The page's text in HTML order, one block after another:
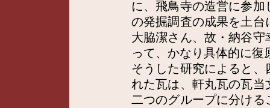
に、飛鳥寺の造営に参
の発掘調査の成果を土
大脇潔さん、故・納谷
って、かなり具体的に
そうした研究によると
れた瓦は、軒丸瓦の瓦
二つのグループに分け